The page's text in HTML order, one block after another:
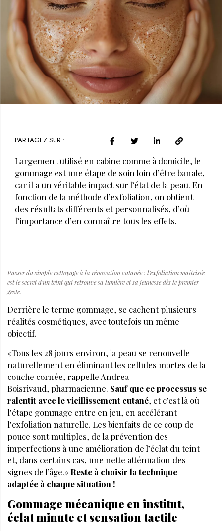
PARTAGEZ SUR :
Largement utilisé en cabine comme à domicile, le
gommage est une étape de soin loin d’être banale,
car il a un véritable impact sur l’état de la peau. En
fonction de la méthode d’exfoliation, on obtient
des résultats différents et personnalisés, d’où
l’importance d’en connaître tous les effets.
Passer du simple nettoyage à la rénovation cutanée : l'exfoliation maîtrisée
est le secret d'un teint qui retrouve sa lumière et sa jeunesse dès le premier
geste.
Derrière le terme gommage, se cachent plusieurs
réalités cosmétiques, avec toutefois un même
objectif.
«Tous les 28 jours environ, la peau se renouvelle
naturellement en éliminant les cellules mortes de la
couche cornée, rappelle Andrea
Boisrivaud, pharmacienne. Sauf que ce processus se
ralentit avec le vieillissement cutané, et c’est là où
l’étape gommage entre en jeu, en accélérant
l’exfoliation naturelle. Les bienfaits de ce coup de
pouce sont multiples, de la prévention des
imperfections à une amélioration de l’éclat du teint
et, dans certains cas, une nette atténuation des
signes de l’âge.» Reste à choisir la technique
adaptée à chaque situation !
Gommage mécanique en institut,
éclat minute et sensation tactile